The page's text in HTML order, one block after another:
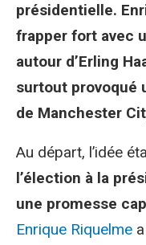
présidentielle.
frapper fort avec
autour d’Erling
surtout provoqué
de Manchester
Au départ, l’idée
l’élection à la
une promesse
Enrique Riquelme